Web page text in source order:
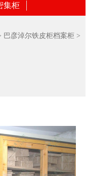
集柜
巴彦淖尔铁皮柜档案柜 >